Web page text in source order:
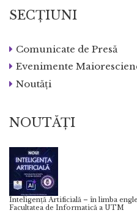
SECȚIUNI
Comunicate de Presă
Evenimente
Noutăți
NOUTĂȚI
Inteligență Artificială – în limba
Facultatea de Informatică a UTM